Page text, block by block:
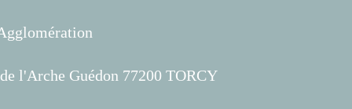
l'Arche Guédon 77200 TORCY